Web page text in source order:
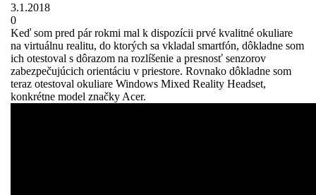
3.1.2018
0
Keď som pred pár rokmi mal k dispozícii prvé kvalitné okuliare
na virtuálnu realitu, do ktorých sa vkladal smartfón, dôkladne som
ich otestoval s dôrazom na rozlíšenie a presnosť senzorov
zabezpečujúcich orientáciu v priestore. Rovnako dôkladne som
teraz otestoval okuliare Windows Mixed Reality Headset,
konkrétne model značky Acer.